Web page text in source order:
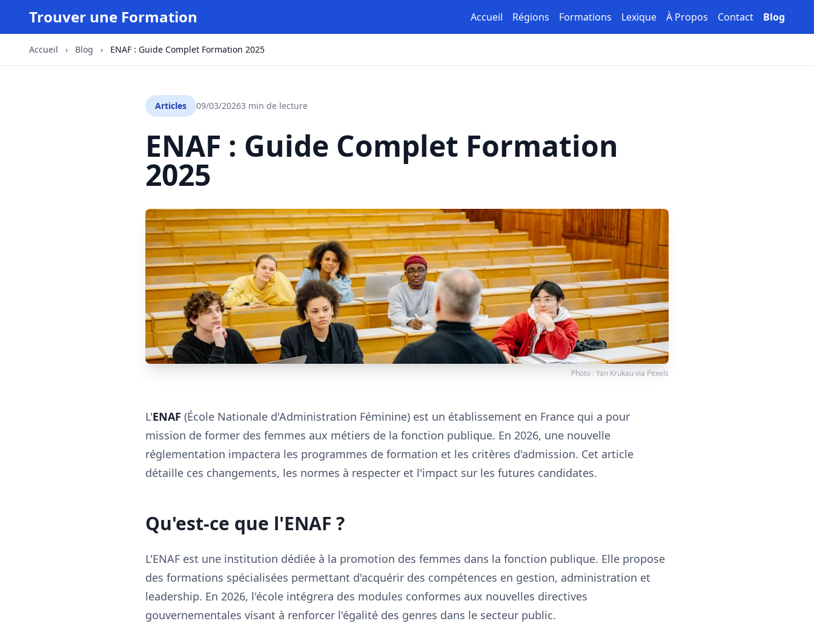
Trouver une Formation Accueil Régions Formations Lexique À Propos Contact Blog
Accueil › Blog › ENAF : Guide Complet Formation 2025
Articles 09/03/20263 min de lecture
ENAF : Guide Complet Formation
2025
Photo :Yan Krukauvia Pexels
L'ENAF (École Nationale d'Administration Féminine) est un établissement en France qui a pour
mission de former des femmes aux métiers de la fonction publique. En 2026, une nouvelle
réglementation impactera les programmes de formation et les critères d'admission. Cet article
détaille ces changements, les normes à respecter et l'impact sur les futures candidates.
Qu'est-ce que l'ENAF ?
L'ENAF est une institution dédiée à la promotion des femmes dans la fonction publique. Elle propose
des formations spécialisées permettant d'acquérir des compétences en gestion, administration et
leadership. En 2026, l'école intégrera des modules conformes aux nouvelles directives
gouvernementales visant à renforcer l'égalité des genres dans le secteur public.